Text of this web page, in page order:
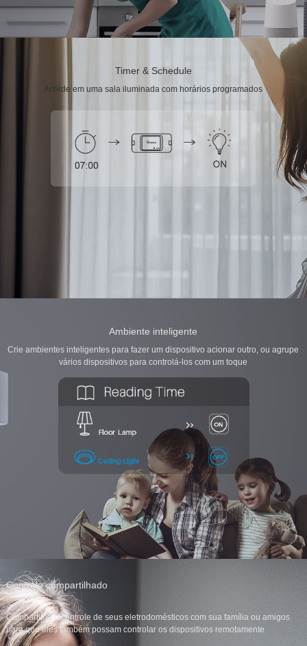
Timer & Schedule
Acorde em uma sala iluminada com horários programados
Ambiente inteligente
Crie ambientes inteligentes para fazer um dispositivo acionar outro, ou agrupe
vários dispositivos para controlá-los com um toque
Controle compartilhado
Compartilhe o controle de seus eletrodomésticos com sua família ou amigos
para que eles também possam controlar os dispositivos remotamente